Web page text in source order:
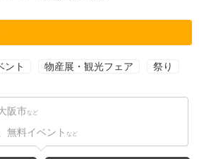
ント 物産展・観光フェア 祭り
阪市 など
無料イベント など